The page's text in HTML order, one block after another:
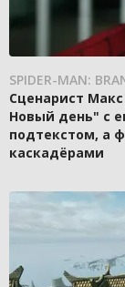
SPIDER-MAN:
Сценарист
Новый день" с
подтекстом, а
каскадёрами